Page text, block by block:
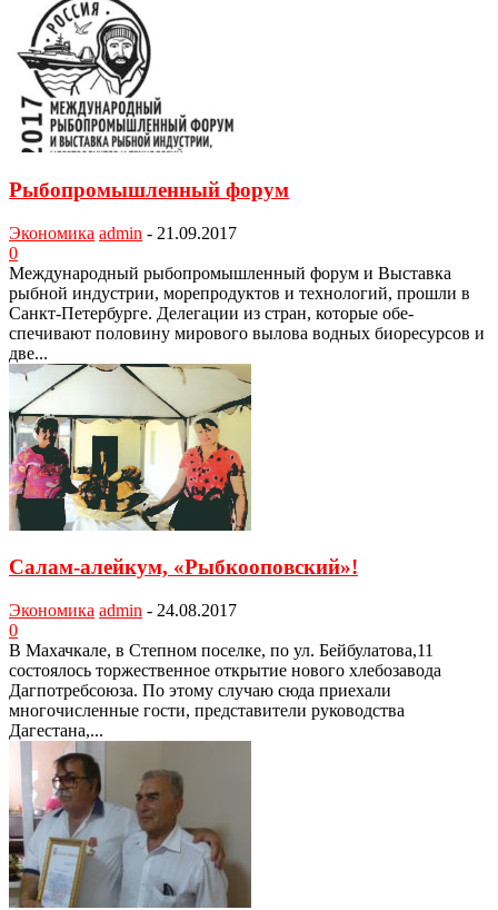
Рыбопромышленный форум
Экономика admin - 21.09.2017
0
Международный рыбопромыш­ленный форум и Выставка
рыбной индустрии, морепродуктов и техно­логий, прошли в
Санкт-Петербурге. Делегации из стран, которые обе­
спечивают половину мирового вылова водных биоресурсов и
две...
Салам-алейкум, «Рыбкооповский»!
Экономика admin - 24.08.2017
0
В Махачкале, в Степном поселке, по ул. Бейбулатова,11
состоялось торжествен­ное открытие нового хлебозавода
Дагпотребсоюза. По этому случаю сюда приеха­ли
многочисленные гости, представители руководства
Дагестана,...